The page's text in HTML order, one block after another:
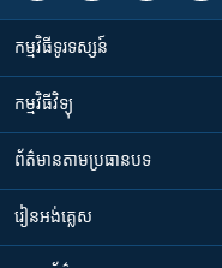
កម្មវិធី​ទូរទស្សន៍
កម្មវិធី​វិទ្យុ
ព័ត៌មាន​តាមប្រធានបទ​
រៀន​​អង់គ្លេស